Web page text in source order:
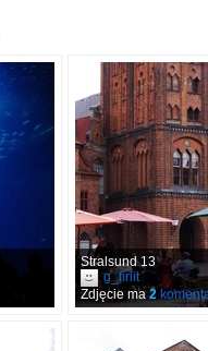
Stralsund 13
g_firlit
Zdjęcie ma2